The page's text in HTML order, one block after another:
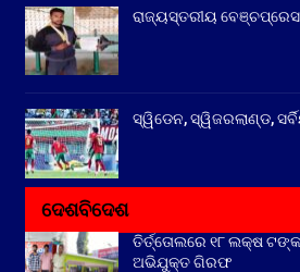
ରାଜ୍ୟସ୍ତରୀୟ ବେଞ୍ଚପ୍ରେସ
ସ୍ୱିଡେନ, ସ୍ୱିଜରଲାଣ୍ଡ,
ଦେଶବିଦେଶ
ତିର୍ତ୍ତୋଲରେ ୧୮ ଲକ୍ଷ
ଅଭିଯୁକ୍ତ ଗିରଫ